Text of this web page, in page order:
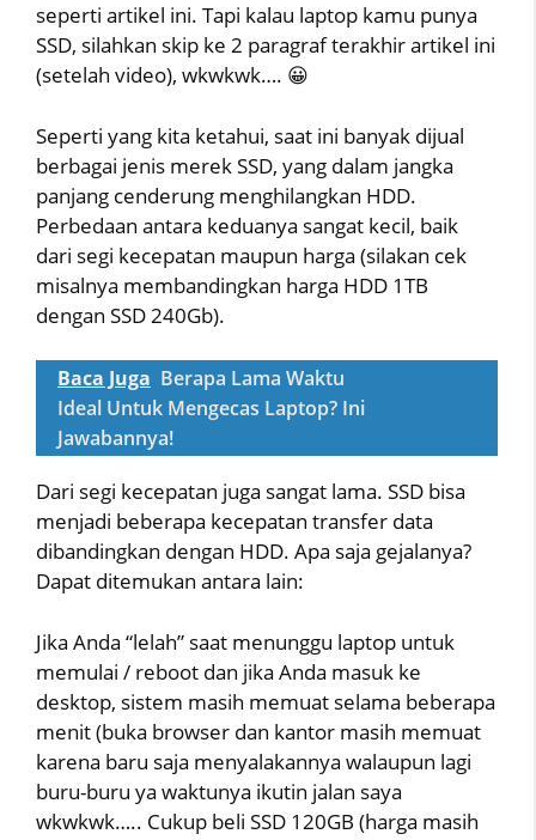
seperti artikel ini. Tapi kalau laptop kamu punya
SSD, silahkan skip ke 2 paragraf terakhir artikel ini
(setelah video), wkwkwk…. 😀
Seperti yang kita ketahui, saat ini banyak dijual
berbagai jenis merek SSD, yang dalam jangka
panjang cenderung menghilangkan HDD.
Perbedaan antara keduanya sangat kecil, baik
dari segi kecepatan maupun harga (silakan cek
misalnya membandingkan harga HDD 1TB
dengan SSD 240Gb).
Baca Juga Berapa Lama Waktu
Ideal Untuk Mengecas Laptop? Ini
Jawabannya!
Dari segi kecepatan juga sangat lama. SSD bisa
menjadi beberapa kecepatan transfer data
dibandingkan dengan HDD. Apa saja gejalanya?
Dapat ditemukan antara lain:
Jika Anda “lelah” saat menunggu laptop untuk
memulai / reboot dan jika Anda masuk ke
desktop, sistem masih memuat selama beberapa
menit (buka browser dan kantor masih memuat
karena baru saja menyalakannya walaupun lagi
buru-buru ya waktunya ikutin jalan saya
wkwkwk….. Cukup beli SSD 120GB (harga masih